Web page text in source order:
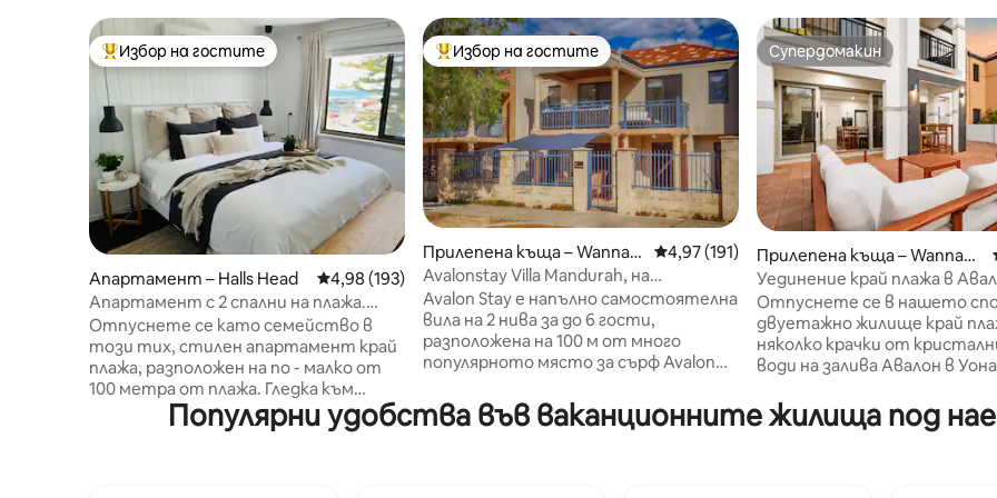
Най-популярен избор на гостите
Избор на гостите
Апартамент – Halls Head Средна оценка: 4,98 от 5, 193 отзива
4,98 (193)
Апартамент с 2 спални на плажа.
Споделете живота на плажа!
Отпуснете се като семейство в
този тих, стилен апартамент край
плажа, разположен на по - малко от
100 метра от плажа. Гледка към
океана от всички прозорци и от
зоните на открито. Пригответе
Най-популярен избор на гостите
Избор на гостите
Прилепена къща – Wannan
up
Средна оценка: 4,97 от 5, 191 отзива
4,97 (191)
Avalonstay Villa Mandurah, на
пешеходно разстояние от плажа.
Avalon Stay е напълно самостоятелна
вила на 2 нива за до 6 гости,
разположена на 100 м от много
популярното място за сърф Avalon
Отпуснете се или играйте!
Насладете се на сърфа или
Супердомакин
Супердомакин
Прилепена къща – Wannanu
p
Уединение край плажа в
барбекю + кучета са добре
Отпуснете се в нашето
двуетажно жилище край
няколко крачки от
води на залива Авалон в
идеално за семейства,
групи приятели, които
Популярни удобства във ваканционните жилища под